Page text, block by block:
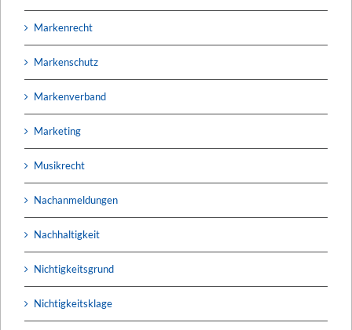
Markenrecht
Markenschutz
Markenverband
Marketing
Musikrecht
Nachanmeldungen
Nachhaltigkeit
Nichtigkeitsgrund
Nichtigkeitsklage